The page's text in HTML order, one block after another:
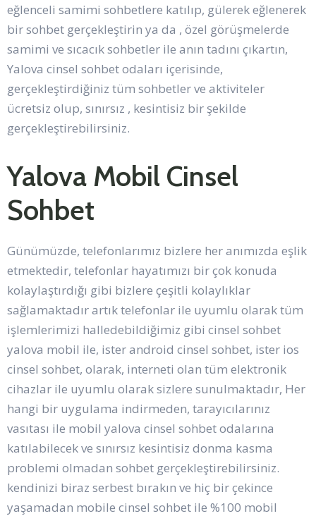
eğlenceli samimi sohbetlere katılıp, gülerek eğlenerek
bir sohbet gerçekleştirin ya da , özel görüşmelerde
samimi ve sıcacık sohbetler ile anın tadını çıkartın,
Yalova cinsel sohbet odaları içerisinde,
gerçekleştirdiğiniz tüm sohbetler ve aktiviteler
ücretsiz olup, sınırsız , kesintisiz bir şekilde
gerçekleştirebilirsiniz.
Yalova Mobil Cinsel
Sohbet
Günümüzde, telefonlarımız bizlere her anımızda eşlik
etmektedir, telefonlar hayatımızı bir çok konuda
kolaylaştırdığı gibi bizlere çeşitli kolaylıklar
sağlamaktadır artık telefonlar ile uyumlu olarak tüm
işlemlerimizi halledebildiğimiz gibi cinsel sohbet
yalova mobil ile, ister android cinsel sohbet, ister ios
cinsel sohbet, olarak, interneti olan tüm elektronik
cihazlar ile uyumlu olarak sizlere sunulmaktadır, Her
hangi bir uygulama indirmeden, tarayıcılarınız
vasıtası ile mobil yalova cinsel sohbet odalarına
katılabilecek ve sınırsız kesintisiz donma kasma
problemi olmadan sohbet gerçekleştirebilirsiniz.
kendinizi biraz serbest bırakın ve hiç bir çekince
yaşamadan mobile cinsel sohbet ile %100 mobil